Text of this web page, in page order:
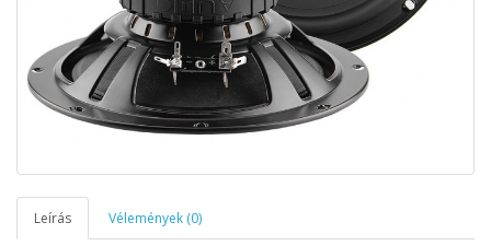
Leírás Vélemények (0)